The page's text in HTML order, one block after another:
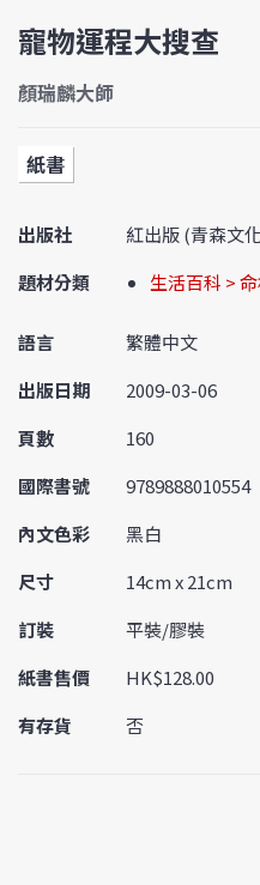
寵物運程大搜查
顏瑞麟大師
紙書
出版社
紅出版 (青森文
題材分類
生活百科 >
語言
繁體中文
出版日期
2009-03-06
頁數
160
國際書號
9789888010554
內文色彩
黑白
尺寸
14cm x 21cm
訂裝
平裝/膠裝
紙書售價
HK$128.00
有存貨
否